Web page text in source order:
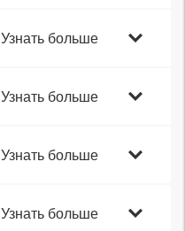
Узнать больше
Узнать больше
Узнать больше
Узнать больше